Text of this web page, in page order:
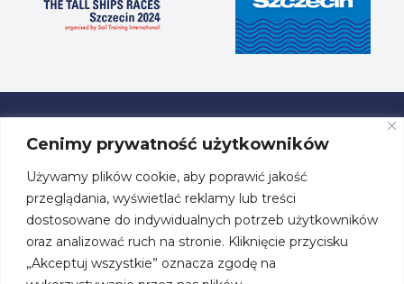
Cenimy prywatność użytkowników
Używamy plików cookie, aby poprawić jakość
przeglądania, wyświetlać reklamy lub treści
dostosowane do indywidualnych potrzeb użytkowników
oraz analizować ruch na stronie. Kliknięcie przycisku
„Akceptuj wszystkie” oznacza zgodę na
ul. Przestrzenna 19, 70-800 Szczecin
tel. +48 91 460 08 44